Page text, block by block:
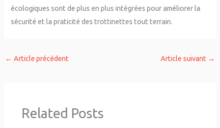
écologiques sont de plus en plus intégrées pour améliorer la
sécurité et la praticité des trottinettes tout terrain.
← Article précédent Article suivant →
Related Posts